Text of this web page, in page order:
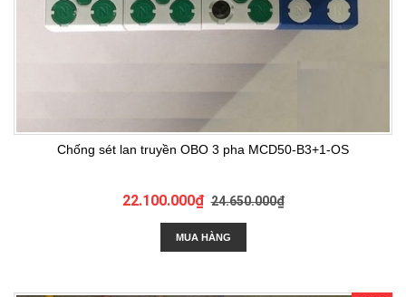
Chống sét lan truyền OBO 3 pha MCD50-B3+1-OS
22.100.000₫24.650.000₫
MUA HÀNG